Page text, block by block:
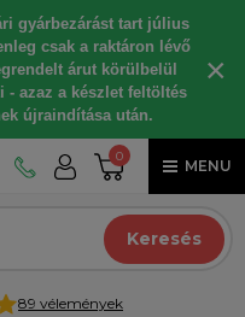
gyárbezárást tart július
csak a raktáron lévő
árut körülbelül
azaz a készlet feltöltés
újraindítása után.
×
0
MENU
Keresés
89 vélemények